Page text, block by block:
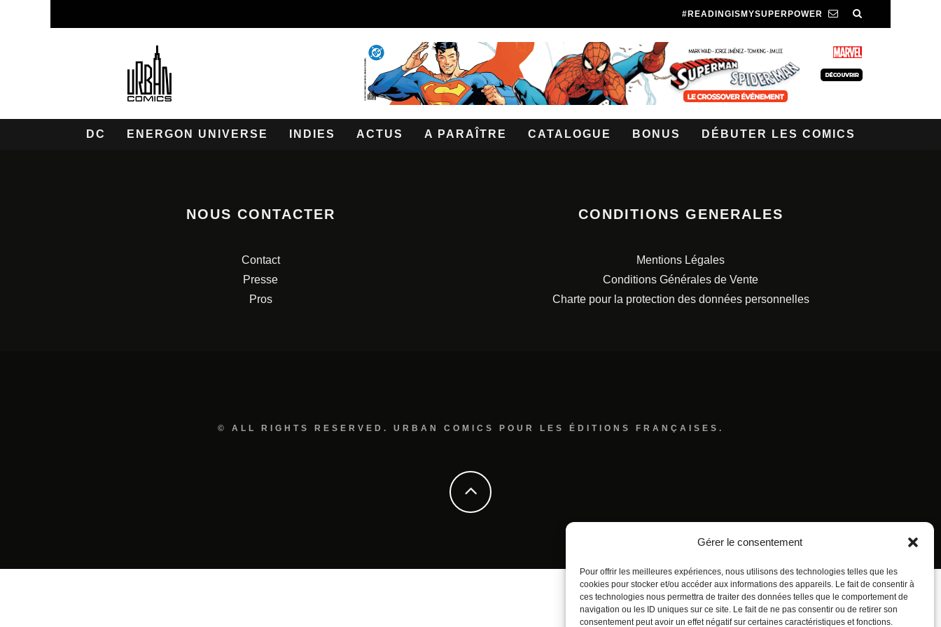
Gérer le consentement
Pour offrir les meilleures expériences, nous utilisons des technologies telles que les
cookies pour stocker et/ou accéder aux informations des appareils. Le fait de consentir à
ces technologies nous permettra de traiter des données telles que le comportement de
navigation ou les ID uniques sur ce site. Le fait de ne pas consentir ou de retirer son
consentement peut avoir un effet négatif sur certaines caractéristiques et fonctions.
#READINGISMYSUPERPOWER
DC ENERGON UNIVERSE INDIES ACTUS A PARAÎTRE CATALOGUE BONUS DÉBUTER LES COMICS
NOUS CONTACTER
Contact
Presse
Pros
CONDITIONS GENERALES
Mentions Légales
Conditions Générales de Vente
Charte pour la protection des données personnelles
© ALL RIGHTS RESERVED. URBAN COMICS POUR LES ÉDITIONS FRANÇAISES.